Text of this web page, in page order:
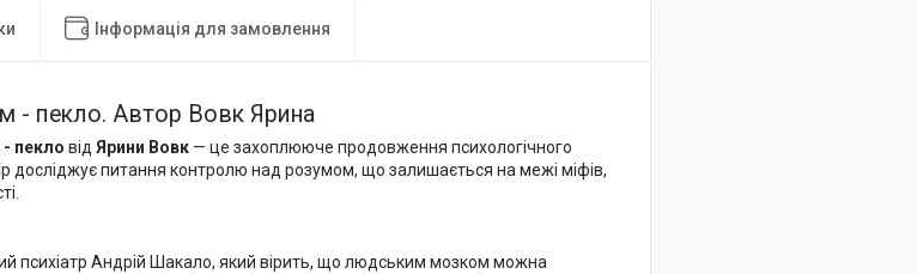
Інформація для замовлення
- пекло. Автор Вовк Ярина
пекло від Ярини Вовк — це захоплююче продовження психологічного
досліджує питання контролю над розумом, що залишається на межі міфів,
психіатр Андрій Шакало, який вірить, що людським мозком можна